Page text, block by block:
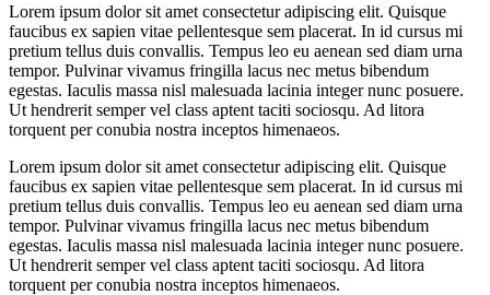
Lorem ipsum dolor sit amet consectetur adipiscing elit. Quisque
faucibus ex sapien vitae pellentesque sem placerat. In id cursus mi
pretium tellus duis convallis. Tempus leo eu aenean sed diam urna
tempor. Pulvinar vivamus fringilla lacus nec metus bibendum
egestas. Iaculis massa nisl malesuada lacinia integer nunc posuere.
Ut hendrerit semper vel class aptent taciti sociosqu. Ad litora
torquent per conubia nostra inceptos himenaeos.
Lorem ipsum dolor sit amet consectetur adipiscing elit. Quisque
faucibus ex sapien vitae pellentesque sem placerat. In id cursus mi
pretium tellus duis convallis. Tempus leo eu aenean sed diam urna
tempor. Pulvinar vivamus fringilla lacus nec metus bibendum
egestas. Iaculis massa nisl malesuada lacinia integer nunc posuere.
Ut hendrerit semper vel class aptent taciti sociosqu. Ad litora
torquent per conubia nostra inceptos himenaeos.